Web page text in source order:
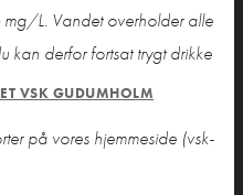
VSK GUDUMHOLM
L. Vandet overholder alle
derfor fortsat trygt drikke
på vores hjemmeside (vsk-